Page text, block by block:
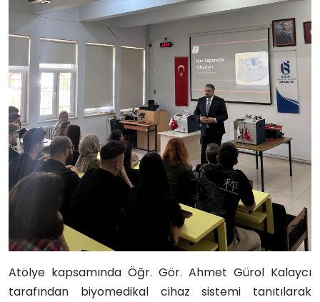
Atölye kapsamında Öğr. Gör. Ahmet Gürol Kalaycı
tarafından biyomedikal cihaz sistemi tanıtılarak